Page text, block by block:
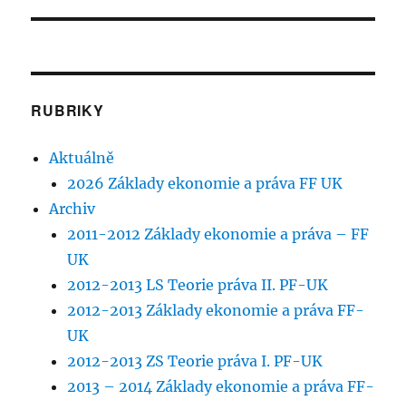
RUBRIKY
Aktuálně
2026 Základy ekonomie a práva FF UK
Archiv
2011-2012 Základy ekonomie a práva – FF
UK
2012-2013 LS Teorie práva II. PF-UK
2012-2013 Základy ekonomie a práva FF-
UK
2012-2013 ZS Teorie práva I. PF-UK
2013 – 2014 Základy ekonomie a práva FF-